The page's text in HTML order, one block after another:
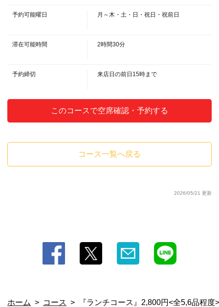
予約可能曜日 月～木・土・日・祝日・祝前日
滞在可能時間 2時間30分
予約締切 来店日の前日15時まで
このコースで空席確認・予約する
コース一覧へ戻る
2026/05/21 更新
https://kureha.owst.jp/courses/125139863
お店情報をコピー
閉じる
ホーム コース 『ランチコース』2,800円<全5,6品程度